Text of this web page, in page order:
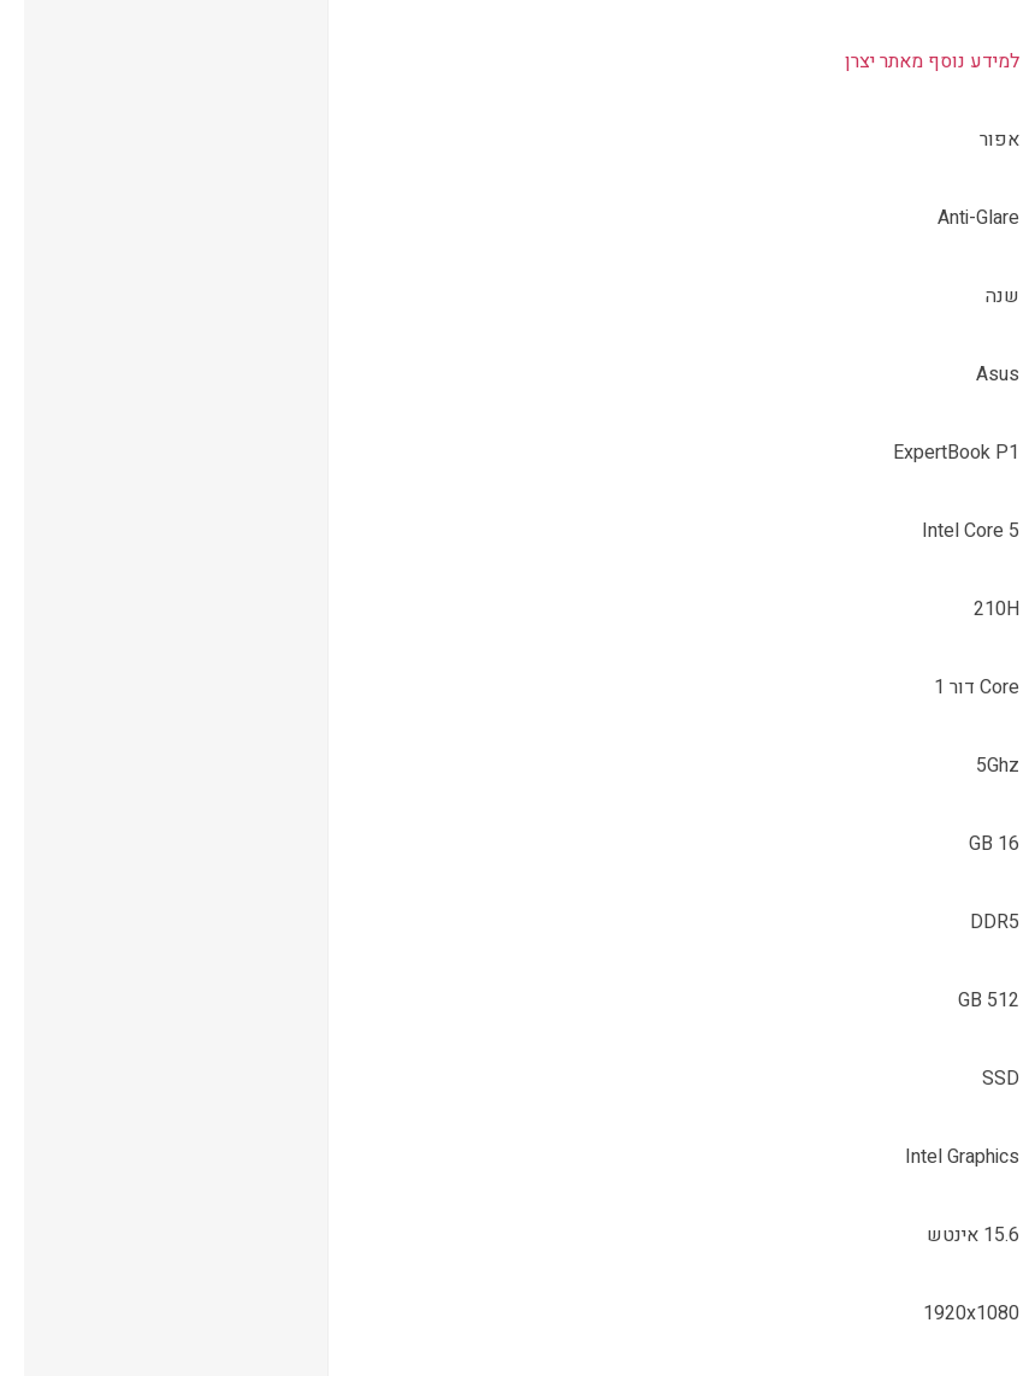
למידע נוסף מאתר יצרן
אפור
Anti-Glare
שנה
Asus
ExpertBook P1
Intel Core 5
210H
Core דור 1
5Ghz
16 GB
DDR5
512 GB
SSD
Intel Graphics
15.6 אינטש
1920x1080